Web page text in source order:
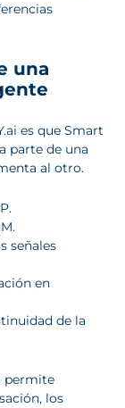
una
es que Smart
parte de una
al otro.
señales
en
de la
permite
los